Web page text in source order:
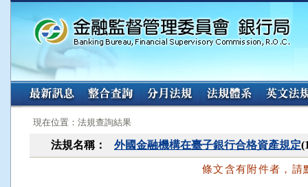
:::
現在位置：法規查詢結果
法規名稱： 外國金融機構在臺子銀行合格資產規定
條文含有附件者，請